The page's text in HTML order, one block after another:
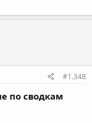
#1.348
по сводкам